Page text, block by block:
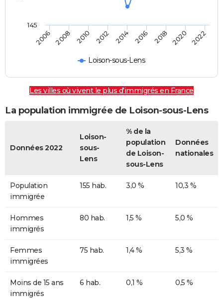
Loison-sous-Lens
2006 2008 2010 2012 2014 2016 2018 2020 2022
145
Les villes où vivent le plus d'immigrés en France
La population immigrée de Loison-sous-Lens
Données 2022
Loison-
sous-
Lens
% de la
population
de Loison-
sous-Lens
Données
nationales
Population
immigrée
155 hab. 3,0 % 10,3 %
Hommes
immigrés
80 hab. 1,5 % 5,0 %
Femmes
immigrées
75 hab. 1,4 % 5,3 %
Moins de 15 ans
immigrés
6 hab. 0,1 % 0,5 %